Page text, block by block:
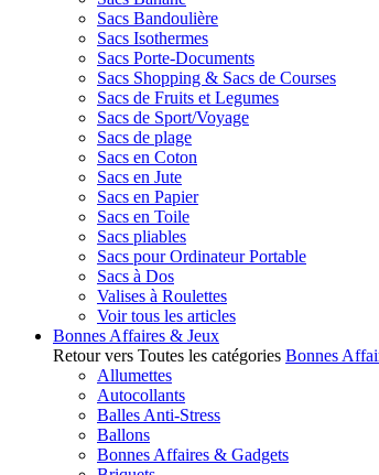
Sacs Bandoulière
Sacs Isothermes
Sacs Porte-Documents
Sacs Shopping & Sacs de Courses
Sacs de Fruits et Legumes
Sacs de Sport/Voyage
Sacs de plage
Sacs en Coton
Sacs en Jute
Sacs en Papier
Sacs en Toile
Sacs pliables
Sacs pour Ordinateur Portable
Sacs à Dos
Valises à Roulettes
Voir tous les articles
Bonnes Affaires & Jeux
Retour vers Toutes les catégories Bonnes
Allumettes
Autocollants
Balles Anti-Stress
Ballons
Bonnes Affaires & Gadgets